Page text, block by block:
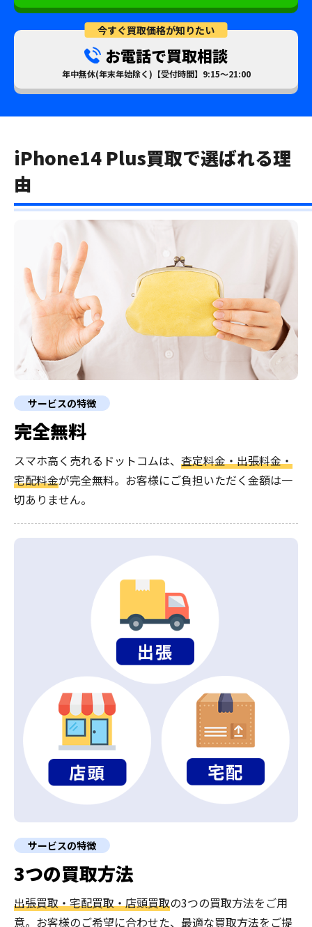
今すぐ買取価格が知りたい
お電話で買取相談
年中無休(年末年始除く)【受付時間】9:15～21:00
iPhone14 Plus買取で選ばれる理
由
サービスの特徴
完全無料
スマホ高く売れるドットコムは、 査定料金・出張料金・
宅配料金が完全無料。 お客様にご負担いただく金額は一
切ありません。
サービスの特徴
3つの買取方法
出張買取・宅配買取・店頭買取の3つの買取方法をご用
意。お客様のご希望に合わせた、最適な買取方法をご提